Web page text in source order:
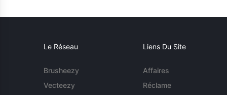
Le Réseau
Brusheezy
Vecteezy
Liens Du Site
Affaires
Réclame